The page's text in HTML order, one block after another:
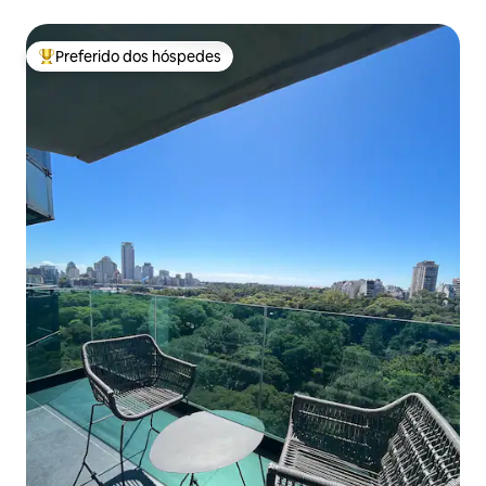
Entre os melhores preferidos dos hóspedes
Preferido dos hóspedes